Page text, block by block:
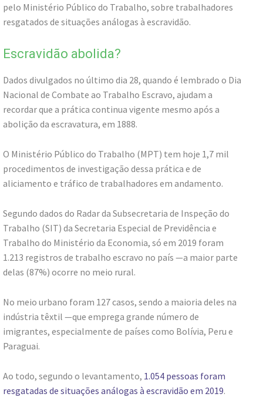
pelo Ministério Público do Trabalho, sobre trabalhadores
resgatados de situações análogas à escravidão.
Escravidão abolida?
Dados divulgados no último dia 28, quando é lembrado o Dia
Nacional de Combate ao Trabalho Escravo, ajudam a
recordar que a prática continua vigente mesmo após a
abolição da escravatura, em 1888.
O Ministério Público do Trabalho (MPT) tem hoje 1,7 mil
procedimentos de investigação dessa prática e de
aliciamento e tráfico de trabalhadores em andamento.
Segundo dados do Radar da Subsecretaria de Inspeção do
Trabalho (SIT) da Secretaria Especial de Previdência e
Trabalho do Ministério da Economia, só em 2019 foram
1.213 registros de trabalho escravo no país —a maior parte
delas (87%) ocorre no meio rural.
No meio urbano foram 127 casos, sendo a maioria deles na
indústria têxtil —que emprega grande número de
imigrantes, especialmente de países como Bolívia, Peru e
Paraguai.
Ao todo, segundo o levantamento, 1.054 pessoas foram
resgatadas de situações análogas à escravidão em 2019.